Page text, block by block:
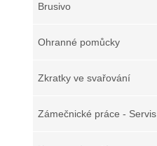
Brusivo
Ohranné pomůcky
Zkratky ve svařování
Zámečnické práce - Servis